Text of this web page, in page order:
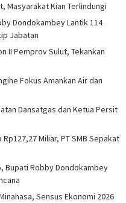
Masyarakat Kian Terlindungi
Dondokambey Lantik 114
Jabatan
II Pemprov Sulut, Tekankan
Fokus Amankan Air dan
Dansatgas dan Ketua Persit
Miliar, PT SMB Sepakat
Bupati Robby Dondokambey
Sensus Ekonomi 2026